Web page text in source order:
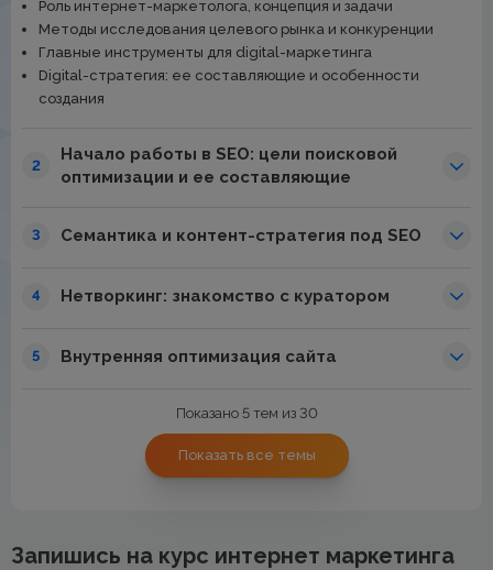
Роль интернет-маркетолога, концепция и задачи
Методы исследования целевого рынка и конкуренции
Главные инструменты для digital-маркетинга
Digital-стратегия: ее составляющие и особенности
создания
2
Начало работы в SEO: цели поисковой
оптимизации и ее составляющие
3 Семантика и контент-стратегия под SEO
4 Нетворкинг: знакомство с куратором
5 Внутренняя оптимизация сайта
Показано 5 тем из 30
Показать все темы
Запишись на курс интернет маркетинга